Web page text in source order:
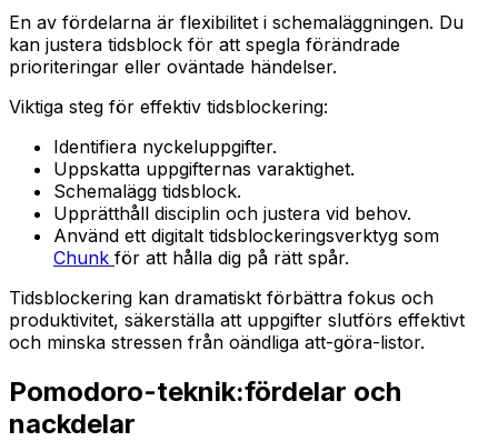
En av fördelarna är flexibilitet i schemaläggningen. Du
kan justera tidsblock för att spegla förändrade
prioriteringar eller oväntade händelser.
Viktiga steg för effektiv tidsblockering:
Identifiera nyckeluppgifter.
Uppskatta uppgifternas varaktighet.
Schemalägg tidsblock.
Upprätthåll disciplin och justera vid behov.
Använd ett digitalt tidsblockeringsverktyg som
Chunk för att hålla dig på rätt spår.
Tidsblockering kan dramatiskt förbättra fokus och
produktivitet, säkerställa att uppgifter slutförs effektivt
och minska stressen från oändliga att-göra-listor.
Pomodoro-teknik:fördelar och
nackdelar